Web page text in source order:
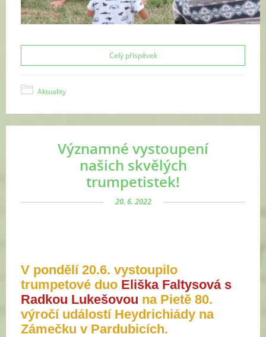
Celý příspěvek
Aktuality
Významné vystoupení
našich skvělých
trumpetistek!
20. 6. 2022
V pondělí 20.6. vystoupilo
trumpetové duo Eliška Faltysová s
Radkou Lukešovou na Pietě 80.
výročí událostí Heydrichiády na
Zámečku v Pardubicích.